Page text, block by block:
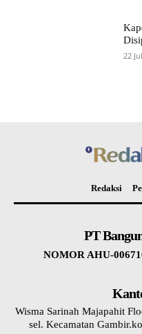
22
Redaksi
PT
NOMOR AHU-
Wisma Sarinah Majapahit
sel. Kecamatan